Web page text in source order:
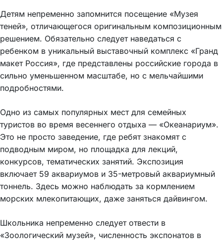
Детям непременно запомнится посещение «Музея
теней», отличающегося оригинальным композиционным
решением. Обязательно следует наведаться с
ребенком в уникальный выставочный комплекс «Гранд
макет Россия», где представлены российские города в
сильно уменьшенном масштабе, но с мельчайшими
подробностями.
Одно из самых популярных мест для семейных
туристов во время весеннего отдыха — «Океанариум».
Это не просто заведение, где ребят знакомят с
подводным миром, но площадка для лекций,
конкурсов, тематических занятий. Экспозиция
включает 59 аквариумов и 35-метровый аквариумный
тоннель. Здесь можно наблюдать за кормлением
морских млекопитающих, даже заняться дайвингом.
Школьника непременно следует отвести в
«Зоологический музей», численность экспонатов в